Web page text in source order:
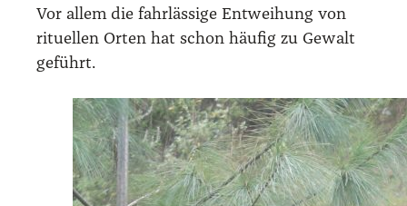
Vor allem die fahr­läs­si­ge Ent­wei­hung von
ritu­el­len Orten hat schon häu­fig zu Gewalt
geführt.